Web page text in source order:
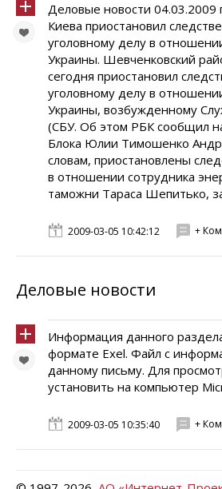
Деловые новости 04.03.2009
Киева приостановил
уголовному делу в
Украины. Шевченковский
сегодня приостановил
уголовному делу в
Украины, возбужденному
(СБУ. Об этом РБК сообщил
Блока Юлии Тимошенко
словам, приостановлены
в отношении сотрудника
таможни Тараса Шепитько,
2009-03-05 10:42:12 +
Деловые новости
Информация данного
формате Exel. Файл с
данному письму. Для
установить на компьютер
2009-03-05 10:35:40 +